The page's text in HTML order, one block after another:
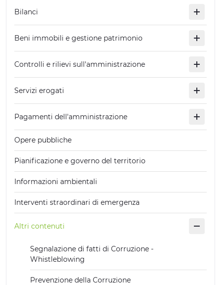
Bilanci
Beni immobili e gestione patrimonio
Controlli e rilievi sull'amministrazione
Servizi erogati
Pagamenti dell'amministrazione
Opere pubbliche
Pianificazione e governo del territorio
Informazioni ambientali
Interventi straordinari di emergenza
Altri contenuti
Segnalazione di fatti di Corruzione -
Whistleblowing
Prevenzione della Corruzione